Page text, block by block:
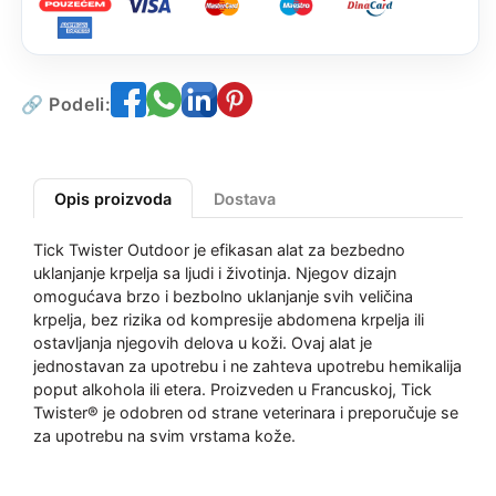
🔗 Podeli:
Opis proizvoda Dostava
Tick Twister Outdoor je efikasan alat za bezbedno
uklanjanje krpelja sa ljudi i životinja. Njegov dizajn
omogućava brzo i bezbolno uklanjanje svih veličina
krpelja, bez rizika od kompresije abdomena krpelja ili
ostavljanja njegovih delova u koži. Ovaj alat je
jednostavan za upotrebu i ne zahteva upotrebu hemikalija
poput alkohola ili etera. Proizveden u Francuskoj, Tick
Twister® je odobren od strane veterinara i preporučuje se
za upotrebu na svim vrstama kože.